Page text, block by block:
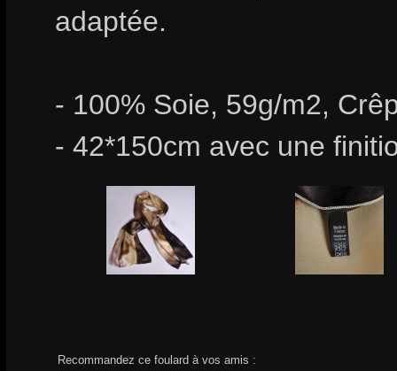
adaptée.
- 100% Soie, 59g/m2,
- 42*150cm avec une
Recommandez ce foulard à vos amis :